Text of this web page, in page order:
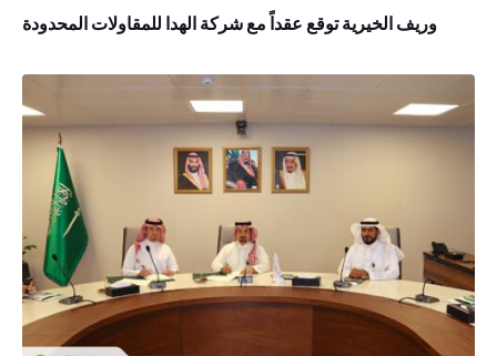
وريف الخيرية توقع عقداً مع شركة الهدا للمقاولات المحدودة